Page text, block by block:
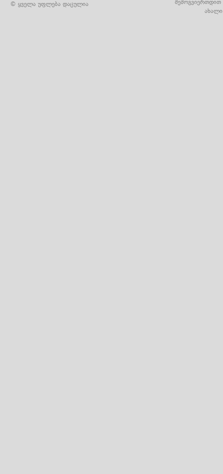
© ყველა უფლება დაცულია
შემოგვიერთდით
ახალი